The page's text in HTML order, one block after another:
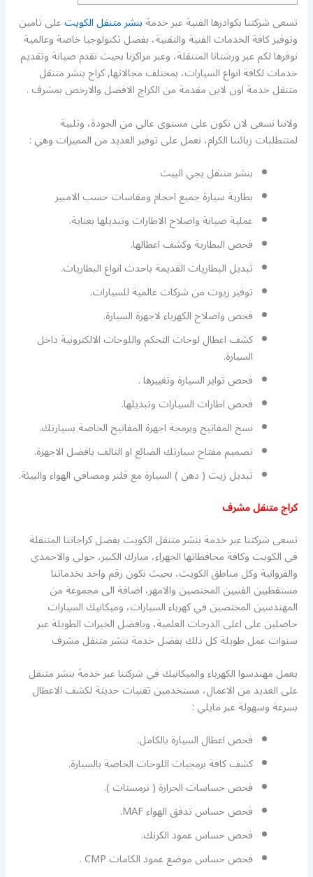
تسعى شركتنا بكوادرها الفنية عبر خدمةبنشر متنقل الكويتعلى تامين
وتوفير كافة الخدمات الفنية والتقنية، بفضل تكنولوجيا خاصة وعالمية
نوفرها لكم عبر ورشتانا المتنقلة، وعبر مراكزنا بحيث نقدم صيانة وتقديم
خدمات لكافة انواع السيارات، بمختلف مجالاتها, كراج بنشر متنقل
متنقل خدمة اون لاين مقدمة من الكراج الافضل والارخص بمشرف .
ولاننا نسعى لان نكون على مستوى عالي من الجودة، وتلبية
لمتتطلبات زبائننا الكرام، نعمل على توفير العديد من المميزات وهي :
بنشر متنقل يجي البيت
بطارية سيارة جميع احجام ومقاسات حسب الامبير
عملية صيانة واصلاح الاطارات وتبديلها بعناية.
فحص البطارية وكشف اعطالها.
تبديل البطاريات القديمة باحدث انواع البطاريات.
توفير زيوت من شركات عالمية للسيارات.
فحص واصلاح الكهرباء لاجهزة السيارة.
كشف اعطال لوحات التحكم واللوحات الالكترونية داخل
السيارة.
فحص تواير السيارة وتغييرها .
فحص اطارات السيارات وتبديلها.
نسخ المفاتيح وبرمجة اجهزة المفاتيح الخاصة بسيارتك.
تصميم مفتاح سيارتك الضائع او التالف بافضل الاجهزة.
تبديل زيت ( دهن ) السيارة مع فلتر ومصافي الهواء والبيئة.
كراج متنقل مشرف
تسعى شركتنا عبر خدمة بنشر متنقل الكويت بفضل كراجاتنا المتنقلة
في الكويت وكافة محافظاتها الجهراء، مبارك الكبير، حولي والاحمدي
والفروانية وكل مناطق الكويت، بحيث نكون رقم واحد بخدماتنا
مستقطبين الفنيين المختصين والامهر، اضافة الى مجموعة من
المهندسين المختصين في كهرباء السيارات، وميكانيك السيارات
حاصلين على اعلى الدرجات العلمية، وبافضل الخبرات الطويلة عبر
سنوات عمل طويلة كل ذلك بفضل خدمة بنشر متنقل مشرف
يعمل مهندسوا الكهرباء والميكانيك في شركتنا عبر خدمة بنشر متنقل
على العديد من الاعمال، مستخدمين تقنيات حديثة لكشف الاعطال
بسرعة وسهولة عبر مايلي :
فحص اعطال السيارة بالكامل.
كشف كافة برمجيات اللوحات الخاصة بالسيارة.
فحص حساسات الحرارة ( ترمستات ).
فحص حساس تدفق الهواء MAF.
فحص حساس عمود الكرنك.
فحص حساس موضع عمود الكامات CMP .